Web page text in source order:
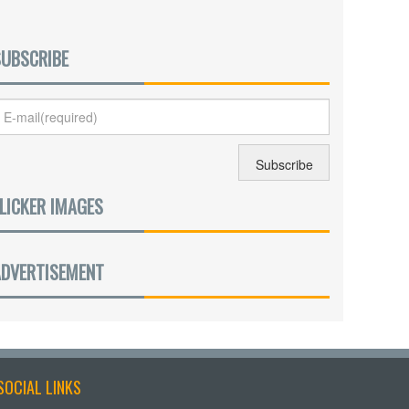
IMAGES
LINKS